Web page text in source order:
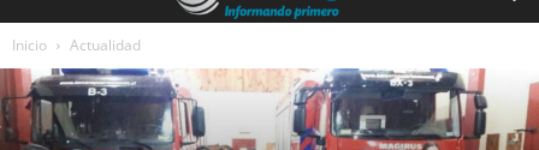
Inicio Actualidad